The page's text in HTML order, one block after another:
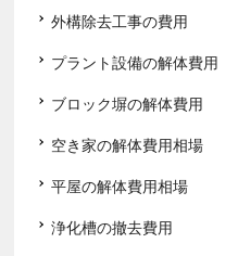
外構除去工事の費用
プラント設備の解体費用
ブロック塀の解体費用
空き家の解体費用相場
平屋の解体費用相場
浄化槽の撤去費用